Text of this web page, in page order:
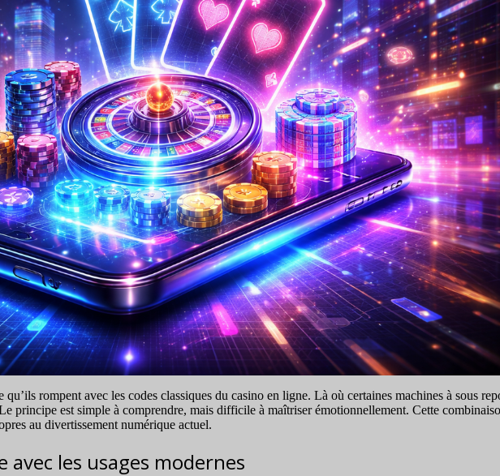
qu’ils rompent avec les codes classiques du casino en ligne. Là où certaines machines à sous
principe est simple à comprendre, mais difficile à maîtriser émotionnellement. Cette
au divertissement numérique actuel.
les usages modernes